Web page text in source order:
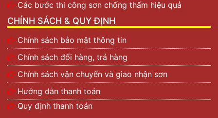
trang trí, sơn sàn, sơn hàng hải,….
Các bước thi công sơn chống thấm hiệu quả
CHÍNH SÁCH & QUY ĐỊNH
Chính sách bảo mật thông tin
Chính sách đổi hàng, trả hàng
Chính sách vận chuyển và giao nhận sơn
Hướng dẫn thanh toán
Quy định thanh toán